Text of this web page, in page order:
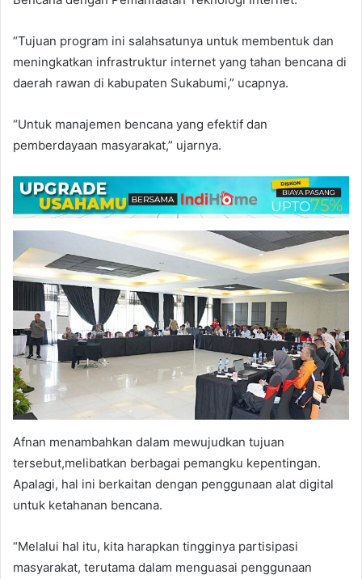
“Tujuan program ini salahsatunya untuk membentuk dan
meningkatkan infrastruktur internet yang tahan bencana di
daerah rawan di kabupaten Sukabumi,” ucapnya.
“Untuk manajemen bencana yang efektif dan
pemberdayaan masyarakat,” ujarnya.
Afnan menambahkan dalam mewujudkan tujuan
tersebut,melibatkan berbagai pemangku kepentingan.
Apalagi, hal ini berkaitan dengan penggunaan alat digital
untuk ketahanan bencana.
“Melalui hal itu, kita harapkan tingginya partisipasi
masyarakat, terutama dalam menguasai penggunaan